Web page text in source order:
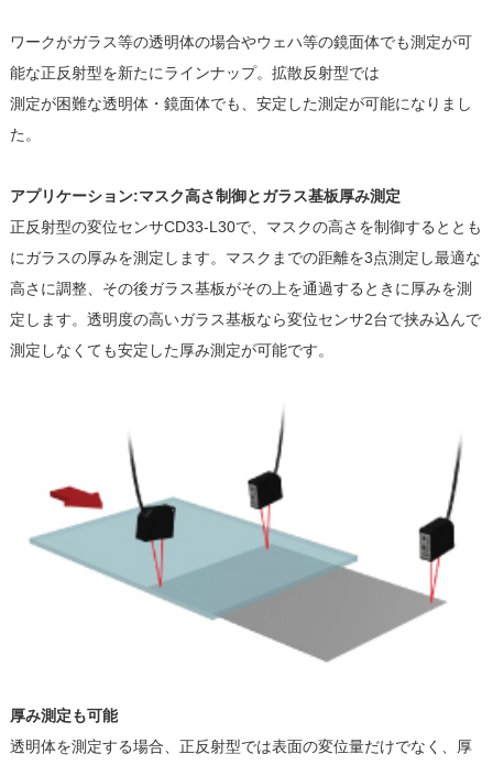
ワークがガラス等の透明体の場合やウェハ等の鏡面体でも測定が可
能な正反射型を新たにラインナップ。拡散反射型では
測定が困難な透明体・鏡面体でも、安定した測定が可能になりまし
た。
アプリケーション:マスク高さ制御とガラス基板厚み測定
正反射型の変位センサCD33-L30で、マスクの高さを制御するととも
にガラスの厚みを測定します。マスクまでの距離を3点測定し最適な
高さに調整、その後ガラス基板がその上を通過するときに厚みを測
定します。透明度の高いガラス基板なら変位センサ2台で挟み込んで
測定しなくても安定した厚み測定が可能です。
厚み測定も可能
透明体を測定する場合、正反射型では表面の変位量だけでなく、厚